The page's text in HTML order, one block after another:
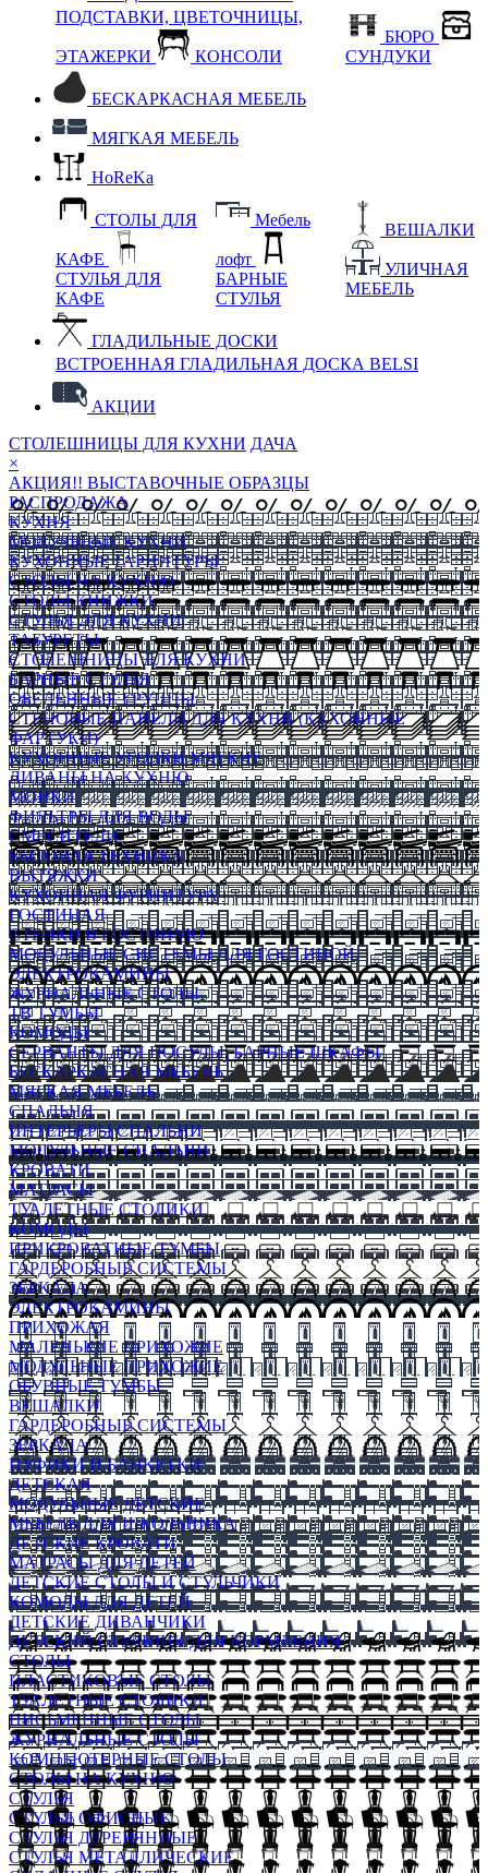
ПОДСТАВКИ, ЦВЕТОЧНИЦЫ,
ЭТАЖЕРКИ КОНСОЛИ
БЮРО
СУНДУКИ
БЕСКАРКАСНАЯ МЕБЕЛЬ
МЯГКАЯ МЕБЕЛЬ
HoReKa
СТОЛЫ ДЛЯ
КАФЕ
СТУЛЬЯ ДЛЯ
КАФЕ
Мебель
лофт
БАРНЫЕ
СТУЛЬЯ
ВЕШАЛКИ
УЛИЧНАЯ
МЕБЕЛЬ
ГЛАДИЛЬНЫЕ ДОСКИ
ВСТРОЕННАЯ ГЛАДИЛЬНАЯ ДОСКА BELSI
АКЦИИ
СТОЛЕШНИЦЫ ДЛЯ КУХНИ ДАЧА
×
АКЦИЯ!! ВЫСТАВОЧНЫЕ ОБРАЗЦЫ
РАСПРОДАЖА
КУХНЯ
МОДУЛЬНЫЕ КУХНИ
КУХОННЫЕ ГАРНИТУРЫ
СТОЛЫ НА КУХНЮ
СТОЛЫ КНИЖКИ
СТУЛЬЯ ДЛЯ КУХНИ
ТАБУРЕТЫ
СТОЛЕШНИЦЫ ДЛЯ КУХНИ
БАРНЫЕ СТУЛЬЯ
ОБЕДЕННЫЕ ГРУППЫ
СТЕНОВЫЕ ПАНЕЛИ ДЛЯ КУХНИ (КУХОННЫЕ
ФАРТУКИ)
КУХОННЫЕ УГОЛКИ МЯГКИЕ
ДИВАНЫ НА КУХНЮ
МОЙКИ
ФИЛЬТРЫ ДЛЯ ВОДЫ
СМЕСИТЕЛИ
БЫТОВАЯ ТЕХНИКА
ВЫТЯЖКИ
КУХОННАЯ ФУРНИТУРА
ГОСТИНАЯ
СТЕНКИ В ГОСТИНУЮ
МОДУЛЬНЫЕ СИСТЕМЫ ДЛЯ ГОСТИНОЙ
ЭЛЕКТРОКАМИНЫ
ЖУРНАЛЬНЫЕ СТОЛЫ
ТВ ТУМБЫ
КОМОДЫ
СЕРВАНТЫ ДЛЯ ПОСУДЫ, БАРНЫЕ ШКАФЫ
БЕСКАРКАСНАЯ МЕБЕЛЬ
МЯГКАЯ МЕБЕЛЬ
СПАЛЬНЯ
ИНТЕРЬЕРЫ СПАЛЬНИ
МОДУЛЬНЫЕ СПАЛЬНИ
КРОВАТИ
МАТРАСЫ
ТУАЛЕТНЫЕ СТОЛИКИ
КОМОДЫ
ПРИКРОВАТНЫЕ ТУМБЫ
ГАРДЕРОБНЫЕ СИСТЕМЫ
ЗЕРКАЛА
ЭЛЕКТРОКАМИНЫ
ПРИХОЖАЯ
МАЛЕНЬКИЕ ПРИХОЖИЕ
МОДУЛЬНЫЕ ПРИХОЖИЕ
ОБУВНЫЕ ТУМБЫ
ВЕШАЛКИ
ГАРДЕРОБНЫЕ СИСТЕМЫ
ЗЕРКАЛА
ПУФИКИ И БАНКЕТКИ
ДЕТСКАЯ
МОДУЛЬНЫЕ ДЕТСКИЕ
МЕБЕЛЬ ДЛЯ ШКОЛЬНИКА
ДЕТСКИЕ КРОВАТИ
МАТРАСЫ ДЛЯ ДЕТЕЙ
ДЕТСКИЕ СТОЛЫ И СТУЛЬЧИКИ
КОМОДЫ ДЛЯ ДЕТЕЙ
ДЕТСКИЕ ДИВАНЧИКИ
ДЕТСКИЙ СТУЛЬЧИК ДЛЯ КОРМЛЕНИЯ
СТОЛЫ
ПЛАСТИКОВЫЕ СТОЛЫ
ТУАЛЕТНЫЕ СТОЛИКИ
ПИСЬМЕННЫЕ СТОЛЫ
ЖУРНАЛЬНЫЕ СТОЛЫ
КОМПЬЮТЕРНЫЕ СТОЛЫ
СТОЛЫ НА КУХНЮ
СТУЛЬЯ
СТУЛЬЯ ОФИСНЫЕ
СТУЛЬЯ ДЕРЕВЯННЫЕ
СТУЛЬЯ МЕТАЛЛИЧЕСКИЕ